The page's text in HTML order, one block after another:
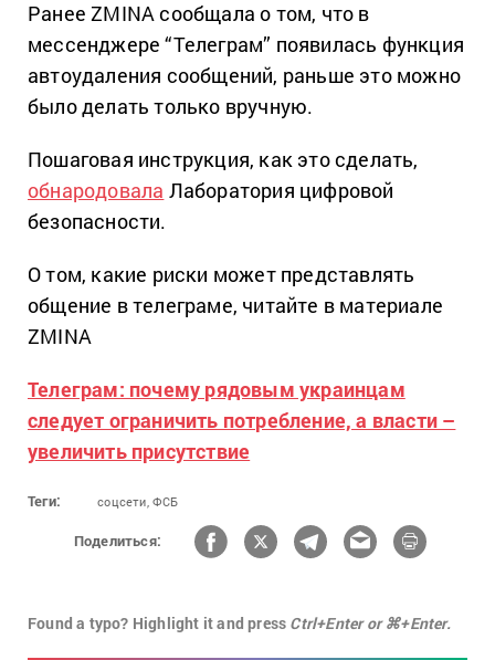
Ранее ZMINA сообщала о том, что в
мессенджере “Телеграм” появилась функция
автоудаления сообщений, раньше это можно
было делать только вручную.
Пошаговая инструкция, как это сделать,
обнародовала Лаборатория цифровой
безопасности.
О том, какие риски может представлять
общение в телеграме, читайте в материале
ZMINA
Телеграм: почему рядовым украинцам
следует ограничить потребление, а власти –
увеличить присутствие
Теги: соцсети, ФСБ
Поделиться:
Found a typo? Highlight it and press Ctrl+Enter or ⌘+Enter.